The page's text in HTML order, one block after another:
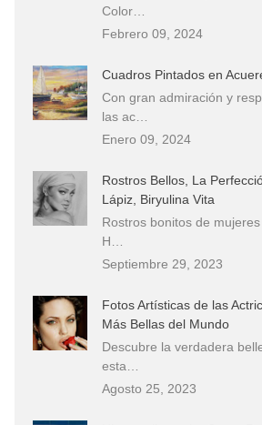
Color…
Febrero 09, 2024
Cuadros Pintados en
Con gran admiración y
las ac…
Enero 09, 2024
Rostros Bellos, La
Lápiz, Biryulina Vita
Rostros bonitos de
H…
Septiembre 29, 2023
Fotos Artísticas de las
Más Bellas del Mundo
Descubre la verdadera
esta…
Agosto 25, 2023